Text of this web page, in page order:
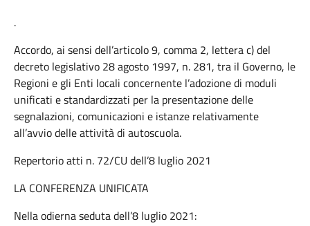
.
Accordo, ai sensi dell’articolo 9, comma 2, lettera c) del
decreto legislativo 28 agosto 1997, n. 281, tra il Governo, le
Regioni e gli Enti locali concernente l’adozione di moduli
unificati e standardizzati per la presentazione delle
segnalazioni, comunicazioni e istanze relativamente
all’avvio delle attività di autoscuola.
Repertorio atti n. 72/CU dell’8 luglio 2021
LA CONFERENZA UNIFICATA
Nella odierna seduta dell’8 luglio 2021: